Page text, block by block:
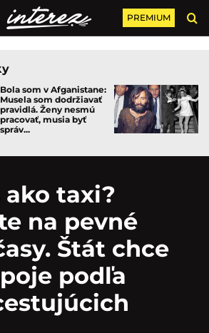
PREMIUM
Bola som v Afganistane:
Musela som dodržiavať
pravidlá. Ženy nesmú
pracovať, musia byť
správ...
taxi?
na pevné
Štát chce
podľa